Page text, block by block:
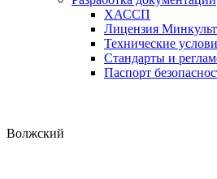
ХАССП
Лицензия Минкульт
Технические
Стандарты и
Паспорт
Волжский